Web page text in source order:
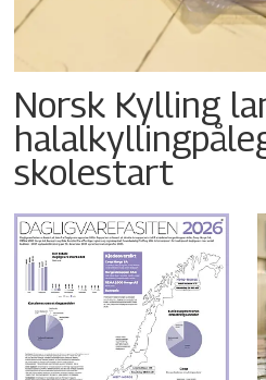
Norsk Kylling
skolestart